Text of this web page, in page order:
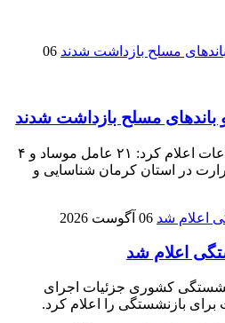
06
محمودآباد آنلاین : وزارت اطلاعات اعلام کرد: ۲۱ عامل موساد و ۴
در استان کرمان شناسایی و
06 آگوست 2026
اعلام شد
کشوری جزئیات اجرای
بازنشستگی را اعلام کرد.